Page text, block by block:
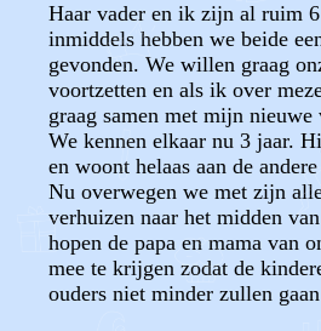
Haar vader en ik zijn al ruim
inmiddels hebben we beide
gevonden. We willen graag
voortzetten en als ik over
graag samen met mijn
We kennen elkaar nu 3 jaar.
en woont helaas aan de
Nu overwegen we met zijn
verhuizen naar het midden
hopen de papa en mama van
mee te krijgen zodat de
ouders niet minder zullen